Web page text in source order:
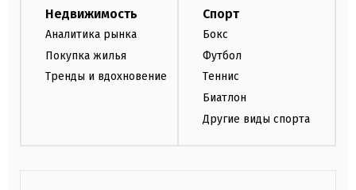
Недвижимость
Аналитика рынка
Покупка жилья
Тренды и вдохновение
Спорт
Бокс
Футбол
Теннис
Биатлон
Другие виды спорта